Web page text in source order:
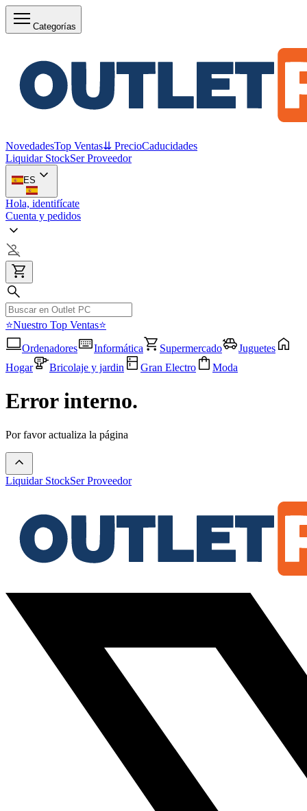
Categorías
NovedadesTop Ventas⇊ PrecioCaducidades
Liquidar StockSer Proveedor
ES
Hola, identifícate
Cuenta y pedidos
⭐Nuestro Top Ventas⭐
Ordenadores
Informática Supermercado
Juguetes
Hogar
Bricolaje y jardin Gran Electro Moda
Error interno.
Por favor actualiza la página
Liquidar StockSer Proveedor